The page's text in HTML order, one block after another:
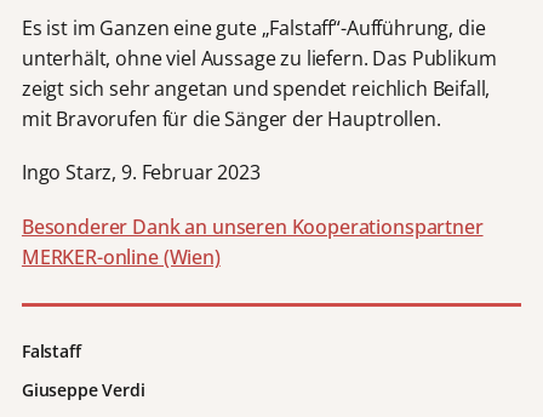
Es ist im Ganzen eine gute „Falstaff“-Aufführung, die
unterhält, ohne viel Aussage zu liefern. Das Publikum
zeigt sich sehr angetan und spendet reichlich Beifall,
mit Bravorufen für die Sänger der Hauptrollen.
Ingo Starz, 9. Februar 2023
Besonderer Dank an unseren Kooperationspartner
MERKER-online (Wien)
Falstaff
Giuseppe Verdi